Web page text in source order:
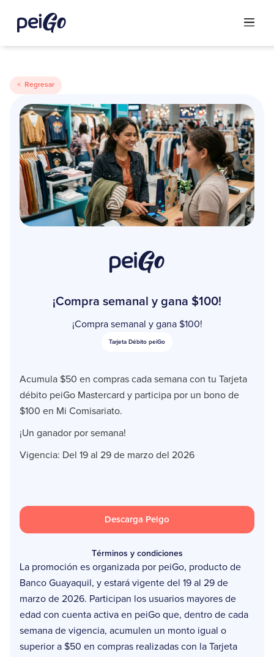
< Regresar
¡Compra semanal y gana $100!
¡Compra semanal y gana $100!
Tarjeta Débito peiGo
Acumula $50 en compras cada semana con tu Tarjeta
débito peiGo Mastercard y participa por un bono de
$100 en Mi Comisariato.
¡Un ganador por semana!
Vigencia: Del 19 al 29 de marzo del 2026
Descarga Peigo
Términos y condiciones
La promoción es organizada por peiGo, producto de
Banco Guayaquil, y estará vigente del 19 al 29 de
marzo de 2026. Participan los usuarios mayores de
edad con cuenta activa en peiGo que, dentro de cada
semana de vigencia, acumulen un monto igual o
superior a $50 en compras realizadas con la Tarjeta